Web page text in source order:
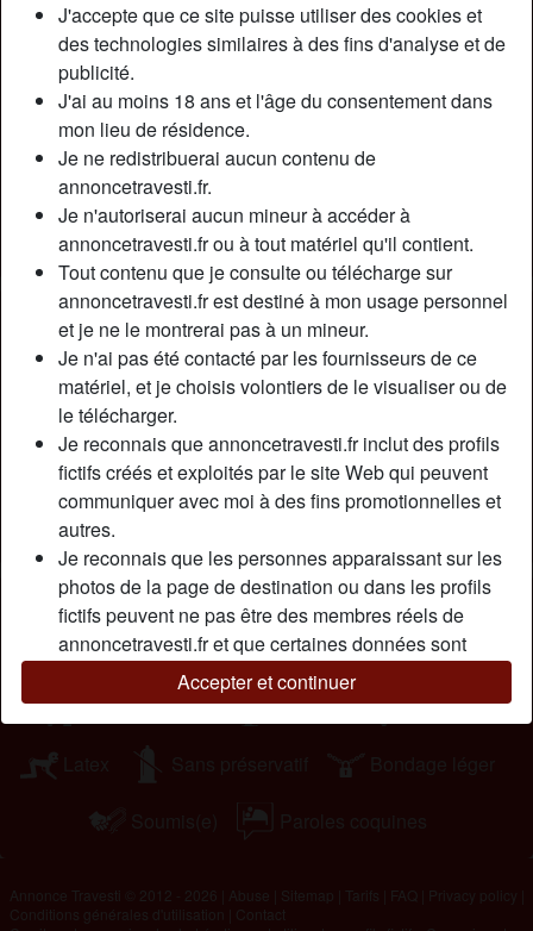
J'accepte que ce site puisse utiliser des cookies et
des technologies similaires à des fins d'analyse et de
publicité.
J'ai au moins 18 ans et l'âge du consentement dans
mon lieu de résidence.
Je ne redistribuerai aucun contenu de
annoncetravesti.fr.
Je n'autoriserai aucun mineur à accéder à
annoncetravesti.fr ou à tout matériel qu'il contient.
Tout contenu que je consulte ou télécharge sur
annoncetravesti.fr est destiné à mon usage personnel
et je ne le montrerai pas à un mineur.
Je n'ai pas été contacté par les fournisseurs de ce
matériel, et je choisis volontiers de le visualiser ou de
le télécharger.
Je reconnais que annoncetravesti.fr inclut des profils
fictifs créés et exploités par le site Web qui peuvent
communiquer avec moi à des fins promotionnelles et
autres.
Je reconnais que les personnes apparaissant sur les
photos de la page de destination ou dans les profils
fictifs peuvent ne pas être des membres réels de
annoncetravesti.fr et que certaines données sont
fournies à titre d'illustration uniquement.
Je reconnais que annoncetravesti.fr n'enquête pas sur
les antécédents de ses membres et que le site Web
Accepter et continuer
Département:
Gers
Sexe:
Transexuelle
Sexualité:
Relation:
Couleur des cheveux:
Blonde
Couleur des yeux:
Épilé(e):
Oui
Fumeur(euse):
À l'occasion
Description
Salut, Je suis une nana sympa, a la recherche d'un ami
non vulgaire dominant pour câlins et poser aussi avec lui
ou seule, je suis hormonee, gros seins, epilée et sérieuse.
J'attends vos messages. bises
Cherche
Homme, Transexuelle, Gay, Bisexuel(le)
Tags
Fellation Oral Regarder du porno
Jouets sexuels Branlette Lingerie